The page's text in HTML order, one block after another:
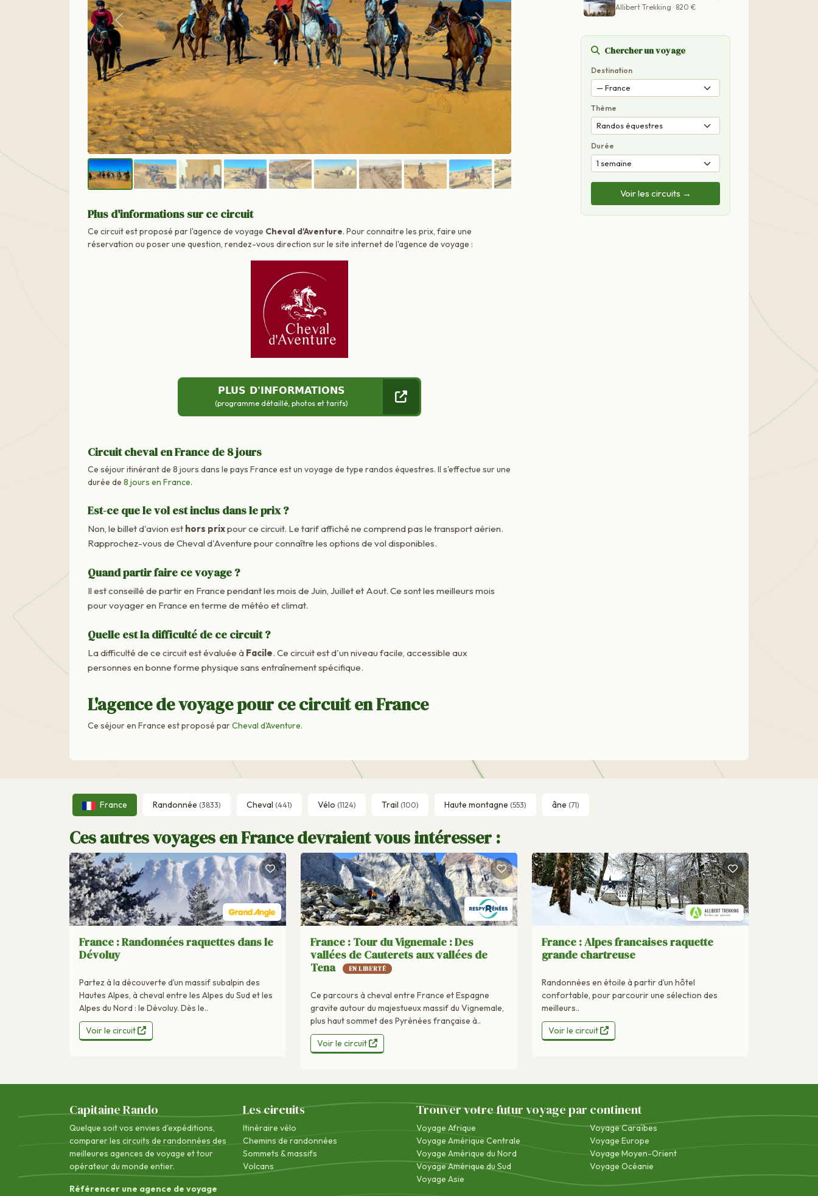
Précédent Suivant
Plus d'informations sur ce circuit
Ce circuit est proposé par l'agence de voyage Cheval d'Aventure. Pour connaitre les prix, faire une
réservation ou poser une question, rendez-vous direction sur le site internet de l'agence de voyage :
PLUS D'INFORMATIONS
(programme détaillé, photos et tarifs)
Circuit cheval en France de 8 jours
Ce séjour itinérant de 8 jours dans le pays France est un voyage de type randos équestres. Il s'effectue sur une
durée de 8 jours en France.
Est-ce que le vol est inclus dans le prix ?
Non, le billet d'avion est hors prixpour ce circuit. Le tarif affiché ne comprend pas le transport aérien.
Rapprochez-vous de Cheval d'Aventure pour connaître les options de vol disponibles.
Quand partir faire ce voyage ?
Il est conseillé de partir en France pendant les mois de Juin, Juillet et Aout. Ce sont les meilleurs mois
pour voyager en France en terme de météo et climat.
Quelle est la difficulté de ce circuit ?
La difficulté de ce circuit est évaluée à Facile. Ce circuit est d'un niveau facile, accessible aux
personnes en bonne forme physique sans entraînement spécifique.
Allibert Trekking · 820 €
Chercher un voyage
Destination
Thème
Durée
Voir les circuits →
L'agence de voyage pour ce circuit en France
Ce séjour en France est proposé parCheval d'Aventure.
France Randonnée (3833) Cheval (441) Vélo (1124) Trail (100) Haute montagne (553) âne (71)
Ces autres voyages en France devraient vous intéresser :
France : Randonnées raquettes dans le
Dévoluy
Partez à la découverte d’un massif subalpin des
Hautes Alpes, à cheval entre les Alpes du Sud et les
Alpes du Nord : le Dévoluy. Dès le..
Voir le circuit
France : Tour du Vignemale : Des
vallées de Cauterets aux vallées de
Tena
EN LIBERTÉ
Ce parcours à cheval entre France et Espagne
gravite autour du majestueux massif du Vignemale,
plus haut sommet des Pyrénées française à..
Voir le circuit
France : Alpes francaises raquette
grande chartreuse
Randonnées en étoile à partir d’un hôtel
confortable, pour parcourir une sélection des
meilleurs..
Voir le circuit
Capitaine Rando
Quelque soit vos envies d'expéditions,
comparer les circuits de randonnées des
meilleures agences de voyage et tour
opérateur du monde entier.
Référencer une agence de voyage
Les circuits
Itinéraire vélo
Chemins de randonnées
Sommets & massifs
Volcans
Trouver votre futur voyage par continent
Voyage Afrique
Voyage Amérique Centrale
Voyage Amérique du Nord
Voyage Amérique du Sud
Voyage Asie
Voyage Caraïbes
Voyage Europe
Voyage Moyen-Orient
Voyage Océanie